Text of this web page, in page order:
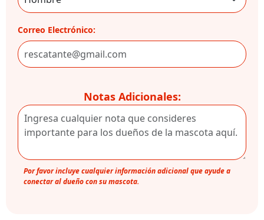
Correo Electrónico:
Notas Adicionales:
Por favor incluye cualquier información adicional que ayude a
conectar al dueño con su mascota.